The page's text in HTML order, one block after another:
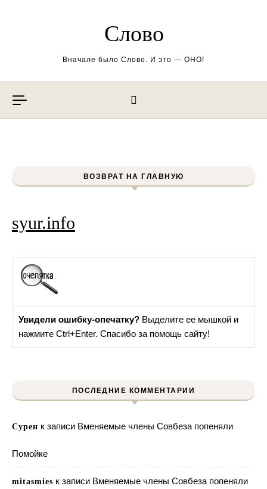
Слово
Вначале было Слово. И это — ОНО!
ВОЗВРАТ НА ГЛАВНУЮ
syur.info
Увидели ошибку-опечатку? Выделите ее мышкой и
нажмите Ctrl+Enter. Спасибо за помощь сайту!
ПОСЛЕДНИЕ КОММЕНТАРИИ
Сурен к записи Вменяемые члены Совбеза попеняли
Помойке
mitasmies к записи Вменяемые члены Совбеза попеняли